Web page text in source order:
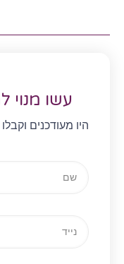
עשו מנוי
היו מעודכנים